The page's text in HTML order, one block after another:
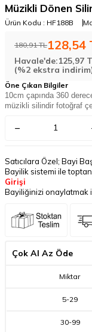
Müzikli Dönen
Ürün Kodu : HF188B
180,91TL128,54
Havale'de:125,97
(%2 ekstra
Öne Çıkan Bilgiler
10cm çapında 360
müzikli silindir fotoğraf
Satıcılara Özel; Bayi
Bayilik sistemi ile
Girişi
Bayiliğinizi onaylatmak
Çok Al Az Öde
Miktar
5-29
30-99